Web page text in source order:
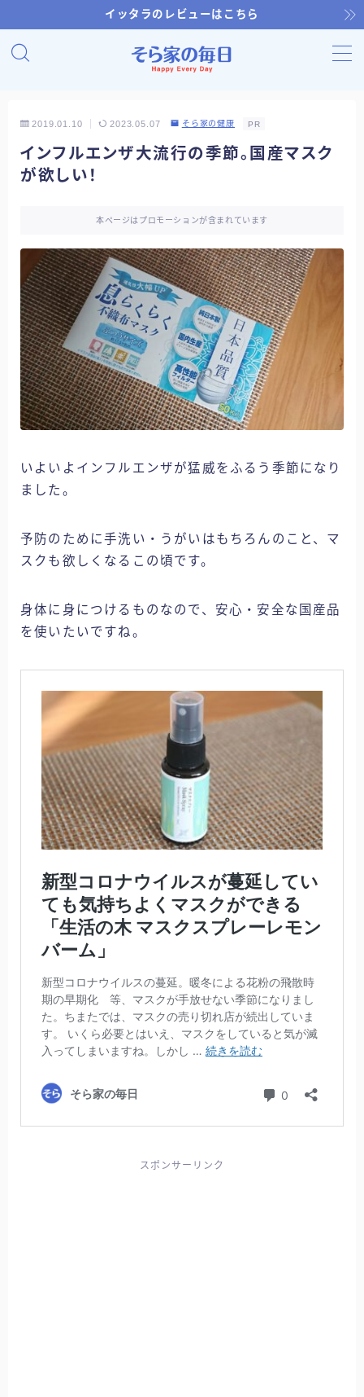
イッタラのレビューはこちら
MENU
そら家のキッチン
そら家の健康
そら家のお買い物
そら家の園芸
そら日誌
そら家のキッチン
おいしいそら家
そら家の健康
そら家のお買い物
2019.01.10 2023.05.07 そら家の健康 PR
インフルエンザ大流行の季節。国産マスク
が欲しい！
本ページはプロモーションが含まれています
いよいよインフルエンザが猛威をふるう季節になり
ました。
予防のために手洗い・うがいはもちろんのこと、マ
スクも欲しくなるこの頃です。
身体に身につけるものなので、安心・安全な国産品
を使いたいですね。
スポンサーリンク